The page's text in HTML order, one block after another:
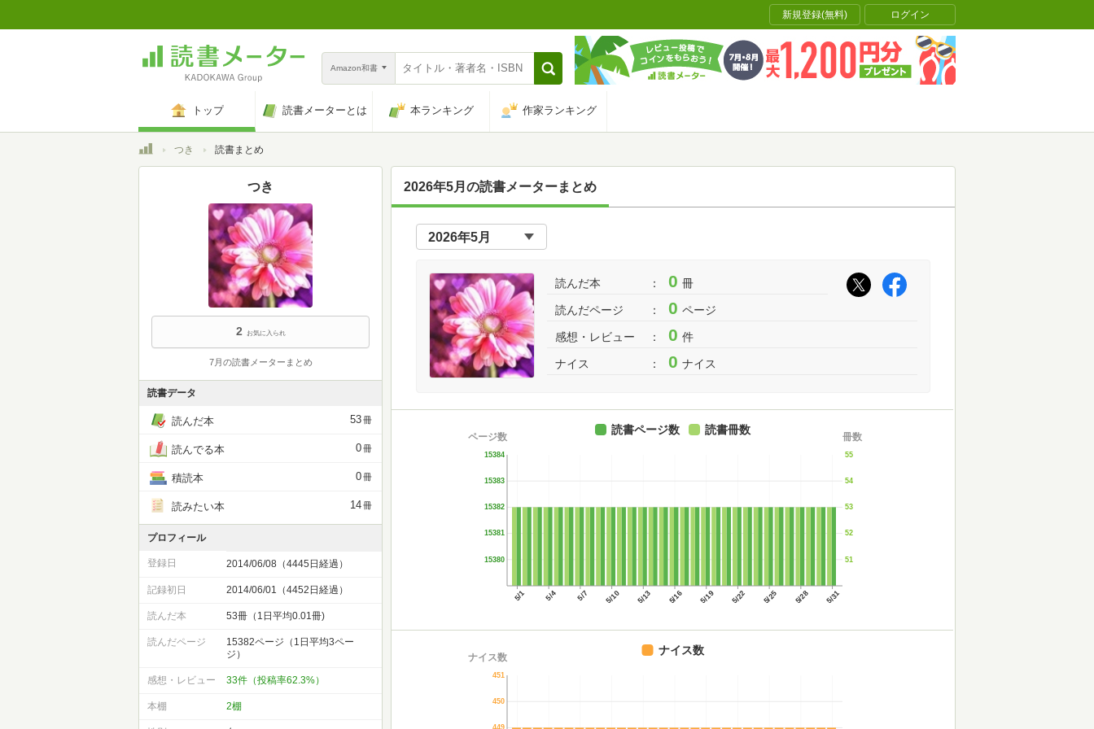
新規登録(無料) ログイン
Amazon和書
トップ 読書メーターとは 本ランキング 作家ランキング
トップつき 読書まとめ
2026年5月の読書メーターまとめ
読んだ本 0 冊
読んだページ 0 ページ
感想・レビュー 0 件
ナイス 0 ナイス
5/1 5/4 5/7 5/10 5/13 5/16 5/19 5/22 5/25 5/28 5/31
15380
15381
15382
15383
15384
ページ数
51
52
53
54
55
冊数
読書ページ数 読書冊数
450
451
ナイス数
ナイス数
つき
2 お気に入られ
7月の読書メーターまとめ
読書データ
読んだ本 53冊
読んでる本 0冊
積読本 0冊
読みたい本 14冊
プロフィール
登録日 2014/06/08（4445日経過）
記録初日 2014/06/01（4452日経過）
読んだ本 53冊（1日平均0.01冊)
読んだページ
15382ページ（1日平均3ペー
ジ）
感想・レビュー 33件（投稿率62.3%）
本棚 2棚